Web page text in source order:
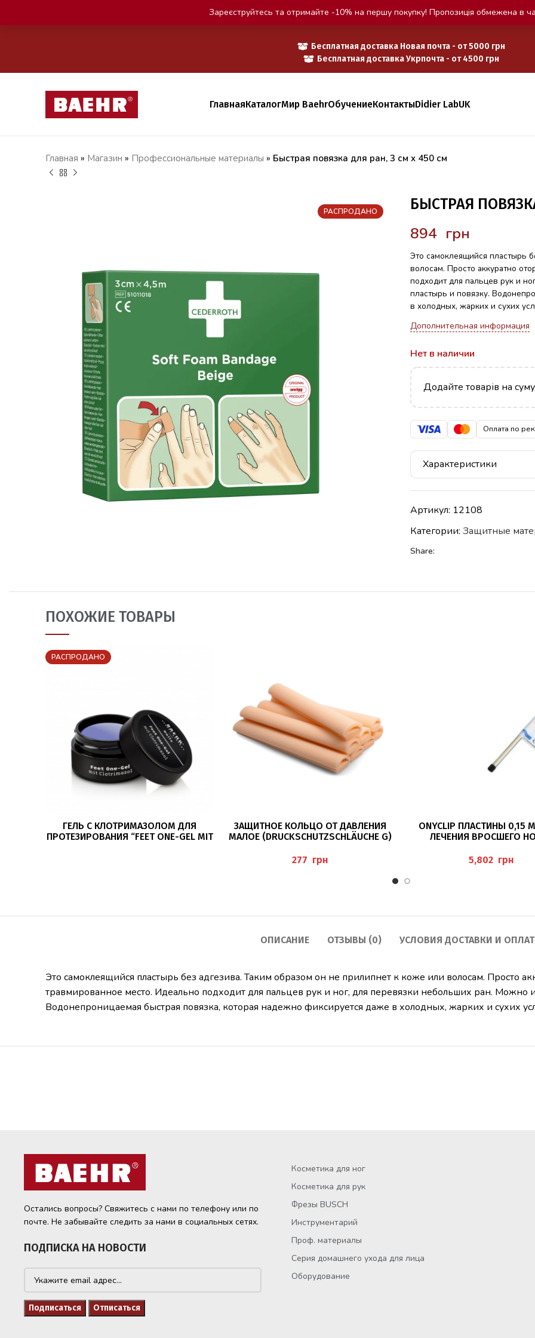
Бесплатная доставка Новая почта - от 5000 грн
Бесплатная доставка Укрпочта - от 4500 грн
ГлавнаяКаталогМир BaehrОбучениеКонтактыDidier LabUK
Главная » Магазин » Профессиональные материалы » Быстрая повязка для ран, 3 см x 450 см
РАСПРОДАНО БЫСТРАЯ
грн
Это самоклеящийся пластырь
волосам. Просто аккуратно
подходит для пальцев рук и
пластырь и повязку.
в холодных, жарких и сухих
Дополнительная информация
Нет в наличии
Додайте товарів на суму
Оплата по
Характеристики
Артикул: 12108
Категории: Защитные
Share:
ПОХОЖИЕ ТОВАРЫ
РАСПРОДАНО
ПОДРОБНЕЕ
ГЕЛЬ С КЛОТРИМАЗОЛОМ ДЛЯ
ПРОТЕЗИРОВАНИЯ “FEET ONE-GEL MIT
В КОРЗИНУ
ЗАЩИТНОЕ КОЛЬЦО ОТ ДАВЛЕНИЯ
МАЛОЕ (DRUCKSCHUTZSCHLÄUCHE G)
грн
В КОРЗИНУ
ONYCLIP ПЛАСТИНЫ 0,15
ЛЕЧЕНИЯ ВРОСШЕГО
грн
ОПИСАНИЕ ОТЗЫВЫ (0) УСЛОВИЯ ДОСТАВКИ И
Это самоклеящийся пластырь без адгезива. Таким образом он не прилипнет к коже или волосам. Просто
травмированное место. Идеально подходит для пальцев рук и ног, для перевязки небольших ран. Можно
Водонепроницаемая быстрая повязка, которая надежно фиксируется даже в холодных, жарких и сухих
Остались вопросы? Свяжитесь с нами по телефону или по
почте. Не забывайте следить за нами в социальных сетях.
ПОДПИСКА НА НОВОСТИ
Косметика для ног
Косметика для рук
Фрезы BUSCH
Инструментарий
Проф. материалы
Серия домашнего ухода для лица
Оборудование
Зареєструйтесь та отримайте -10% на першу покупку! Пропозиція обмежена в